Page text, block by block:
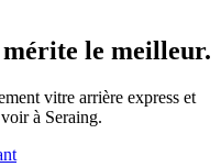
le meilleur.
vitre arrière express et
à Seraing.